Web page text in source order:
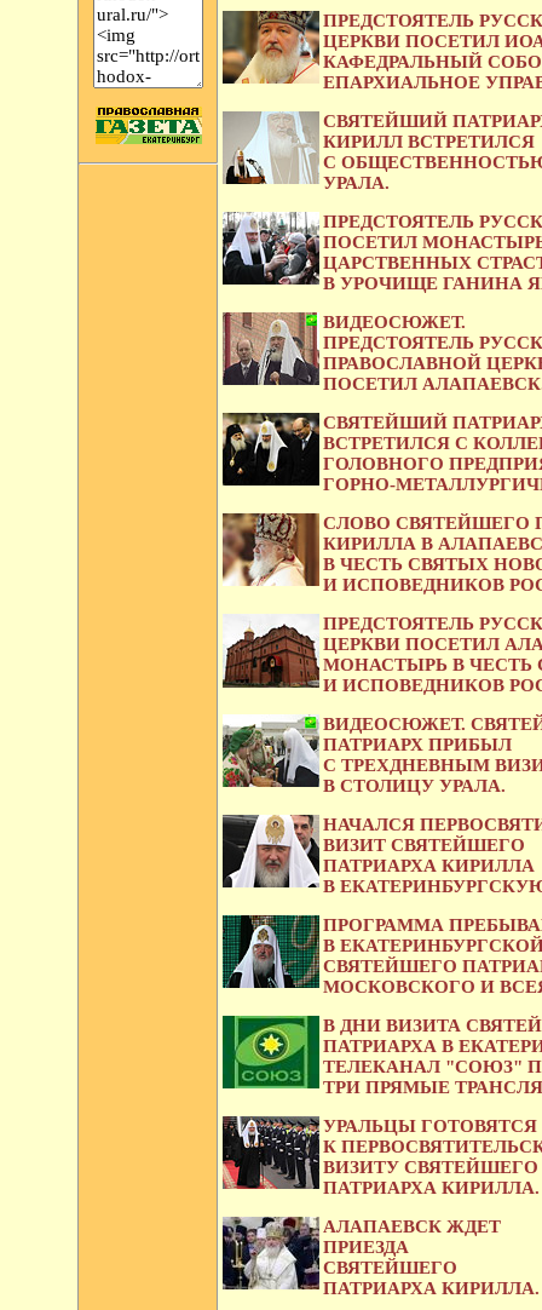
ПРЕДСТОЯТЕЛЬ
ЦЕРКВИ ПОСЕТИЛ
КАФЕДРАЛЬНЫЙ
ЕПАРХИАЛЬНОЕ
СВЯТЕЙШИЙ
КИРИЛЛ ВСТРЕТИЛСЯ
С
УРАЛА.
ПРЕДСТОЯТЕЛЬ
ПОСЕТИЛ
ЦАРСТВЕННЫХ
В УРОЧИЩЕ ГАНИНА
ВИДЕОСЮЖЕТ.
ПРЕДСТОЯТЕЛЬ
ПРАВОСЛАВНОЙ
ПОСЕТИЛ
СВЯТЕЙШИЙ
ВСТРЕТИЛСЯ С
ГОЛОВНОГО
ГОРНО-
СЛОВО СВЯТЕЙШЕГО
КИРИЛЛА В
В ЧЕСТЬ СВЯТЫХ
И ИСПОВЕДНИКОВ
ПРЕДСТОЯТЕЛЬ
ЦЕРКВИ ПОСЕТИЛ
МОНАСТЫРЬ В
И ИСПОВЕДНИКОВ
ВИДЕОСЮЖЕТ.
ПАТРИАРХ ПРИБЫЛ
С ТРЕХДНЕВНЫМ
В СТОЛИЦУ УРАЛА.
НАЧАЛСЯ
ВИЗИТ СВЯТЕЙШЕГО
ПАТРИАРХА КИРИЛЛА
В
ПРОГРАММА
В
СВЯТЕЙШЕГО
МОСКОВСКОГО И
В ДНИ ВИЗИТА
ПАТРИАРХА В
ТЕЛЕКАНАЛ "СОЮЗ"
ТРИ ПРЯМЫЕ
УРАЛЬЦЫ ГОТОВЯТСЯ
К
ВИЗИТУ СВЯТЕЙШЕГО
ПАТРИАРХА КИРИЛЛА.
АЛАПАЕВСК ЖДЕТ
ПРИЕЗДА
СВЯТЕЙШЕГО
ПАТРИАРХА КИРИЛЛА.